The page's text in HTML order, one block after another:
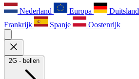
Nederland Europa Duitsland
Frankrijk
Spanje Oostenrijk
2G - bellen